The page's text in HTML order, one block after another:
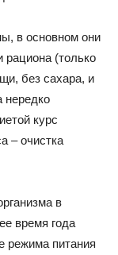
в основном они
рациона (только
без сахара, и
нередко
курс
– очистка
в
время года
режима питания